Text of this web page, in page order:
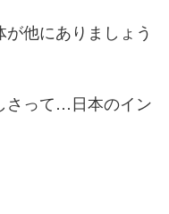
他にありましょう
さって…日本のイン